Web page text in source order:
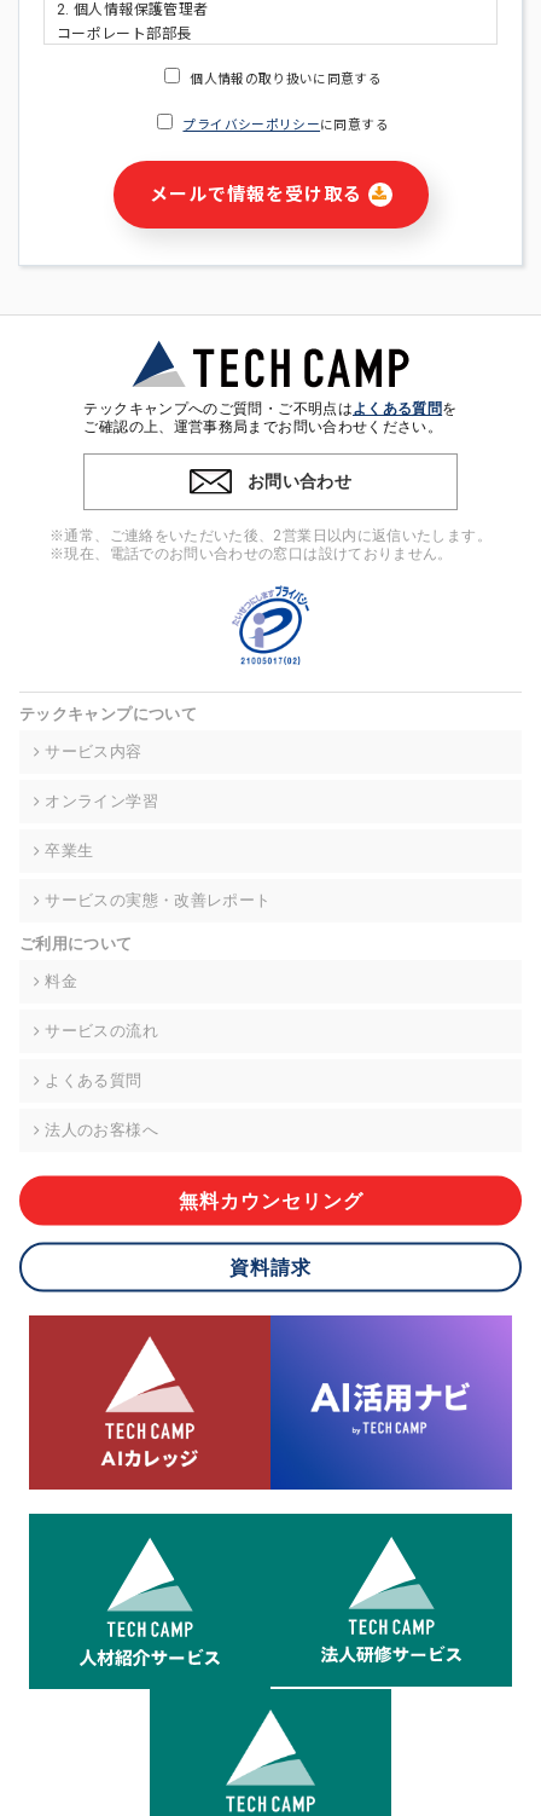
2. 個人情報保護管理者
コーポレート部部長
・ご請求された資料の送付のため
・本サービス及び本サービスに関連する情報(当社及び第三者の
サービス又は商品等の広告配信・宣伝を含みますが、それらに
・個人(法人の場合は担当者)を識別できない形式に加工した統
計情報の作成および利用
※上記の利用目的に基づいた本人への連絡及び配信について
4. 個人情報の第三者提供
ンをとるために、氏名等の一部の情報をサービス内で使用する
チャットツールで発信することにより、本サービスの他の利用
者等に提供することがあります。
当社は事業運営上、前項利用目的の範囲に限って個人情報を外
高い委託先を選定し、個人情報の適正管理・機密保持について
個人情報の開示等(利用目的の通知、開示、内容の訂正・追加・
て、下記の当社問合わせ窓口に申し出ることができます。その
的な期間内に対応いたします。ただし、申請が本人確認が不可
により、ご希望に添えない場合があります。 なお、アクセスロ
グなどの個人情報以外の情報については、原則として開示等は
株式会社div 個人情報問合せ窓口
メールアドレス:privacy_policy@di-v.co.jp
ご本人様が当社に個人情報を提供されるかどうかは任意による
応ができない場合があります。
8.cookieにより取得・分析した情報とその利用について
当社は第三者が運営するデータ・マネジメント・プラットフォ
ームからcookieにより収集されたウェブの閲覧機歴及びその分
析結果を取得し、これをお客様の個人データと結びつけた上
で、広告配信等の目的で利用いたします。
個人情報の取り扱いに同意する
プライバシーポリシーに同意する
メールで情報を受け取る
テックキャンプへのご質問・ご不明点はよくある質問を
ご確認の上、運営事務局までお問い合わせください。
お問い合わせ
※通常、ご連絡をいただいた後、2営業日以内に返信いたします。
※現在、電話でのお問い合わせの窓口は設けておりません。
テックキャンプについて
サービス内容
オンライン学習
卒業生
サービスの実態・改善レポート
ご利用について
料金
サービスの流れ
よくある質問
法人のお客様へ
無料カウンセリング
資料請求